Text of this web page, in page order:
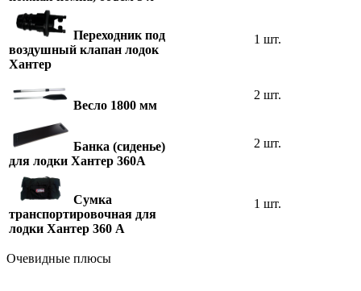
Переходник под
воздушный клапан лодок
Хантер
1 шт.
Весло 1800 мм
2 шт.
Банка (сиденье)
для лодки Хантер 360А
2 шт.
Сумка
транспортировочная для
лодки Хантер 360 А
1 шт.
Очевидные плюсы